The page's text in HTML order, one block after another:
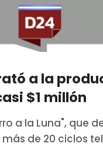
a la
$1 millón
a la Luna", que
de 20 ciclos